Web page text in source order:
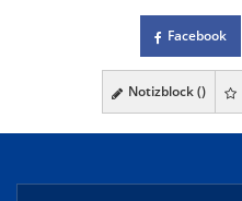
Facebook
Notizblock ()